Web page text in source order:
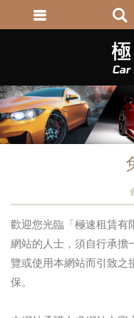
歡迎您光臨「極速租賃有
網站的人士，須自行承擔
覽或使用本網站而引致之
保。